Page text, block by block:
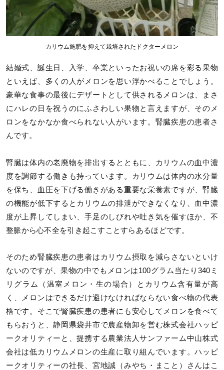
カリウム施肥を抑えて栽培されたドクターメロン
結婚式、誕生日、入学、卒業といったお祝いの席を彩る果物
といえば、多くの人がメロンを思い浮かべることでしょう。
豪華な食事の最後にデザートとして供されるメロンは、まさ
にハレの日を祝うのにふさわしい果物と言えますが、そのメ
ロンをなかなか食べられない人がいます。腎臓疾患の患者さ
んです。
腎臓は体内の老廃物を排出するとともに、カリウムの血中濃
度を調節する働きも持っています。カリウムは体内の水分量
を保ち、血圧を下げる働きがある重要な栄養素ですが、腎臓
の機能が低下するとカリウムの排泄ができなくなり、血中濃
度が上昇してしまい、手足のしびれや吐き気を催すほか、不
整脈から心不全を引き起こすことすらあるほどです。
そのため腎臓疾患の患者はカリウム摂取を減らさないといけ
ないのですが、果物の中でもメロンは100グラム当たり340ミ
リグラム（温室メロン・生の場合）とカリウム含有量が高
く、メロンはできるだけ避けなければならない食べ物の代表
格です。そこで腎臓疾患の患者にも安心してメロンを食べて
もらおうと、静岡県袋井市で農産物卸を営む株式会社ハッピ
ークオリティーと、提携する農業法人サンファーム中山株式
会社は低カリウムメロンの生産に取り組んでいます。ハッピ
ークオリティーの社長、宮地誠（みやち・まこと）さんはこ